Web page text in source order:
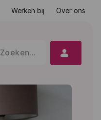
Werken bij Over ons
Zoeken... person